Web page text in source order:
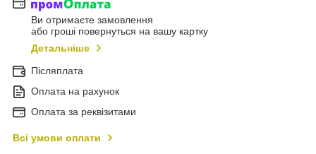
Ви отримаєте замовлення
або гроші повернуться на вашу картку
Детальніше
Післяплата
Оплата на рахунок
Оплата за реквізитами
Всі умови оплати